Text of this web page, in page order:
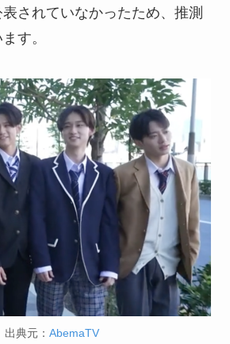
されていなかったため、推測
す。
出典元：AbemaTV